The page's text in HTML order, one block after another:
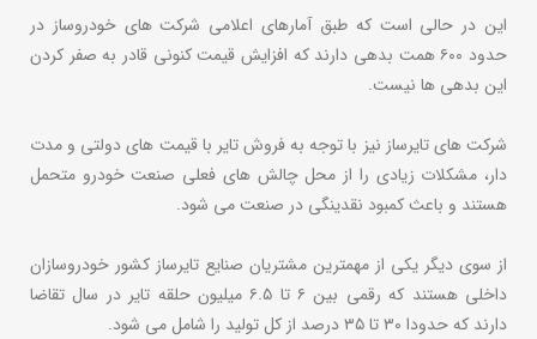
این در حالی است که طبق آمارهای اعلامی شرکت های خودروساز در
حدود ۶۰۰ همت بدهی دارند که افزایش قیمت کنونی قادر به صفر کردن
این بدهی ها نیست.
شرکت های تایرساز نیز با توجه به فروش تایر با قیمت های دولتی و مدت
دار، مشکلات زیادی را از محل چالش های فعلی صنعت خودرو متحمل
هستند و باعث کمبود نقدینگی در صنعت می شود.
از سوی دیگر یکی از مهمترین مشتریان صنایع تایرساز کشور خودروسازان
داخلی هستند که رقمی بین ۶ تا ۶.۵ میلیون حلقه تایر در سال تقاضا
دارند که حدودا ۳۰ تا ۳۵ درصد از کل تولید را شامل می شود.